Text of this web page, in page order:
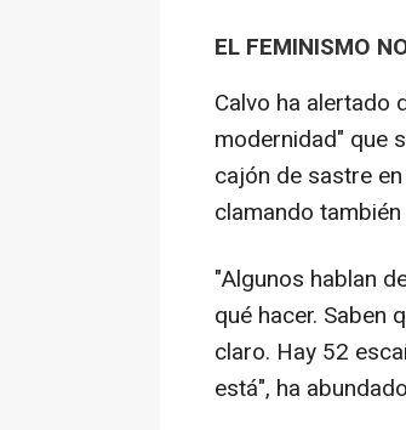
EL FEMINISMO
Calvo ha alertado
modernidad" que
cajón de sastre
clamando
"Algunos hablan
qué hacer. Saben
claro. Hay 52
está", ha